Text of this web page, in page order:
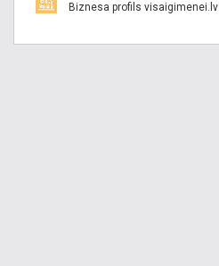
Biznesa profils visaigimenei.lv